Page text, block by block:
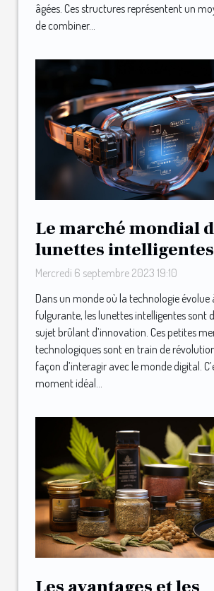
âgées. Ces structures représentent un
de combiner...
Le marché mondial
lunettes intelligentes
positionne Urband ?
Mercredi 6 septembre 2023 19:10
Dans un monde où la technologie évolue
fulgurante, les lunettes intelligentes sont
sujet brûlant d’innovation. Ces petites
technologiques sont en train de
façon d’interagir avec le monde digital.
moment idéal...
Les avantages et les